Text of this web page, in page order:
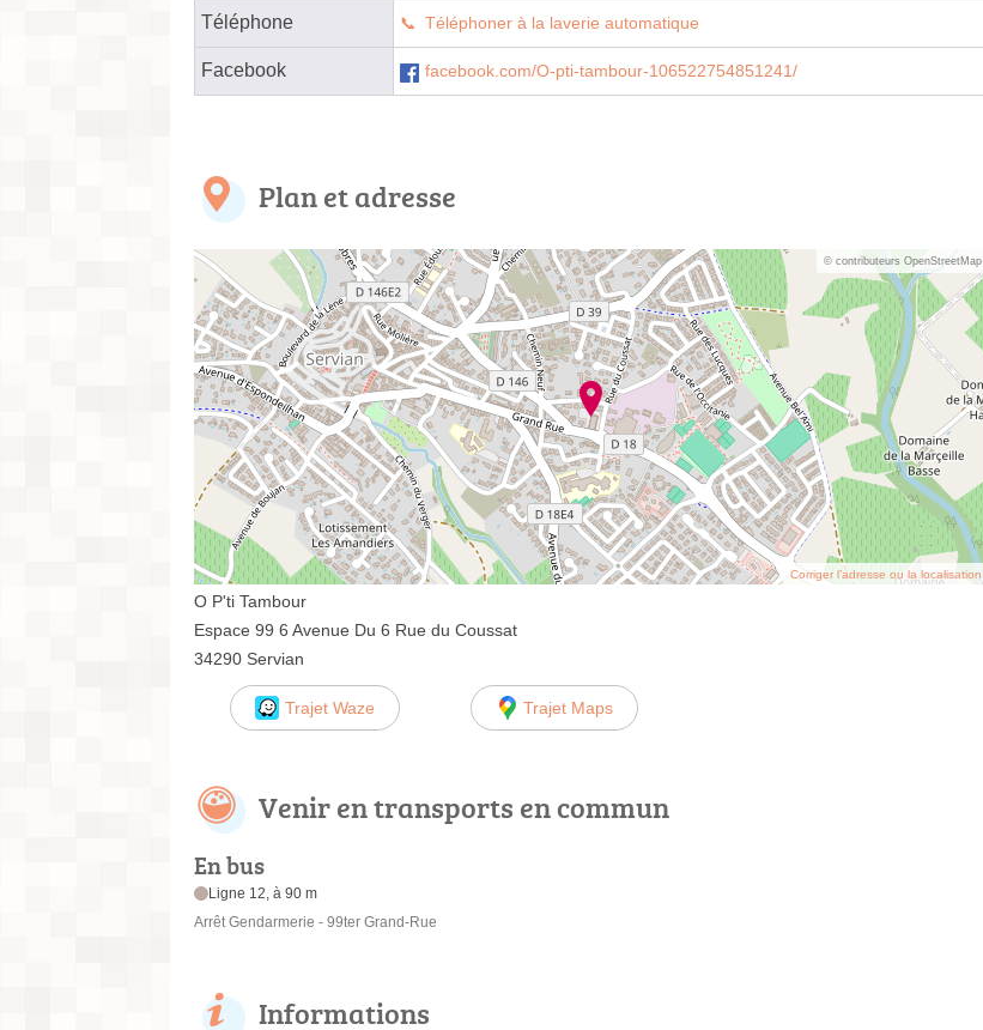
Téléphone Téléphoner à la laverie automatique
Facebook facebook.com/O-pti-tambour-106522754851241/
Plan et adresse
© contributeurs OpenStreetMap
Corriger l’adresse ou la localisation
O P'ti Tambour
Espace 99 6 Avenue Du 6 Rue du Coussat
34290 Servian
Trajet Waze Trajet Maps
Venir en transports en commun
En bus
Ligne 12, à 90 m
Arrêt Gendarmerie - 99ter Grand-Rue
Informations